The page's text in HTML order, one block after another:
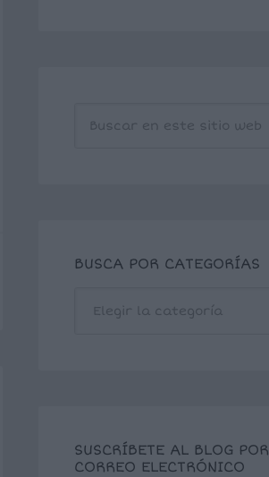
BUSCA POR CATEGORÍAS
SUSCRÍBETE AL BLOG POR
CORREO ELECTRÓNICO